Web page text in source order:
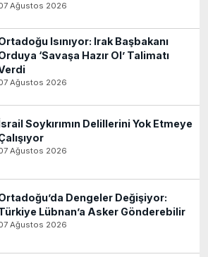
Ağustos 2026
Isınıyor: Irak Başbakanı
‘Savaşa Hazır Ol’ Talimatı
Ağustos 2026
Soykırımın Delillerini Yok Etmeye
Ağustos 2026
Dengeler Değişiyor:
Lübnan’a Asker Gönderebilir
Ağustos 2026